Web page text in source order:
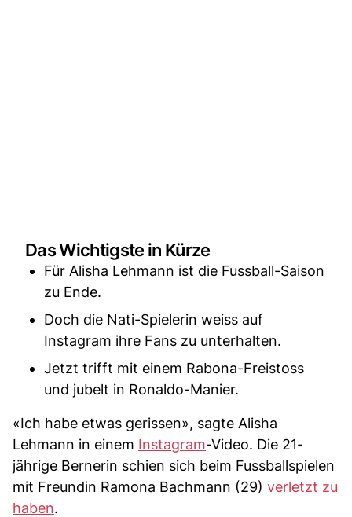
Das Wichtigste in Kürze
Für Alisha Lehmann ist die Fussball-Saison
zu Ende.
Doch die Nati-Spielerin weiss auf
Instagram ihre Fans zu unterhalten.
Jetzt trifft mit einem Rabona-Freistoss
und jubelt in Ronaldo-Manier.
«Ich habe etwas gerissen», sagte Alisha
Lehmann in einem Instagram-Video. Die 21-
jährige Bernerin schien sich beim Fussballspielen
mit Freundin Ramona Bachmann (29) verletzt zu
haben.